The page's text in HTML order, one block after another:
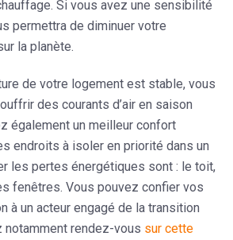
Si vous avez une sensibilité
permettra de diminuer votre
la planète.
de votre logement est stable, vous
des courants d’air en saison
également un meilleur confort
endroits à isoler en priorité dans un
les pertes énergétiques sont : le toit,
fenêtres. Vous pouvez confier vos
à un acteur engagé de la transition
notamment rendez-vous sur cette